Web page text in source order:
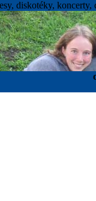
diskotéky,